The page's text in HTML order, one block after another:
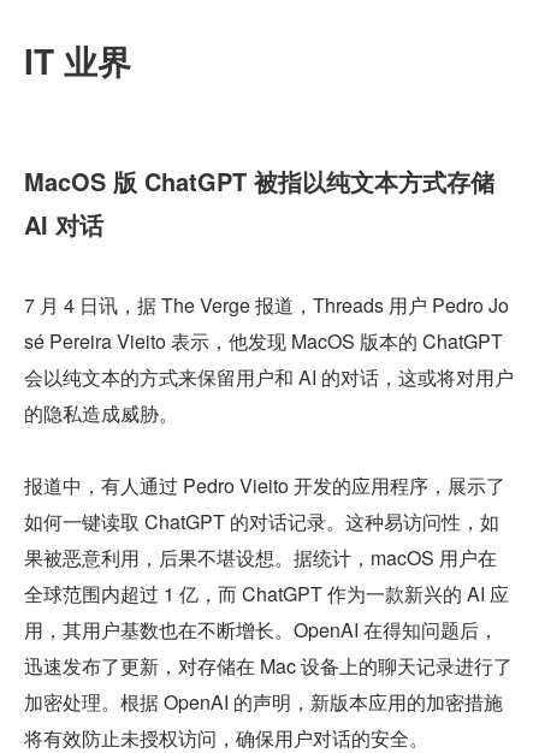
IT 业界
MacOS 版 ChatGPT 被指以纯文本方式存储
AI 对话
7 月 4 日讯，据 The Verge 报道，Threads 用户 Pedro Jo
sé Pereira Vieito 表示，他发现 MacOS 版本的 ChatGPT
会以纯文本的方式来保留用户和 AI 的对话，这或将对用户
的隐私造成威胁。
报道中，有人通过 Pedro Vieito 开发的应用程序，展示了
如何一键读取 ChatGPT 的对话记录。这种易访问性，如
果被恶意利用，后果不堪设想。据统计，macOS 用户在
全球范围内超过 1 亿，而 ChatGPT 作为一款新兴的 AI 应
用，其用户基数也在不断增长。OpenAI 在得知问题后，
迅速发布了更新，对存储在 Mac 设备上的聊天记录进行了
加密处理。根据 OpenAI 的声明，新版本应用的加密措施
将有效防止未授权访问，确保用户对话的安全。